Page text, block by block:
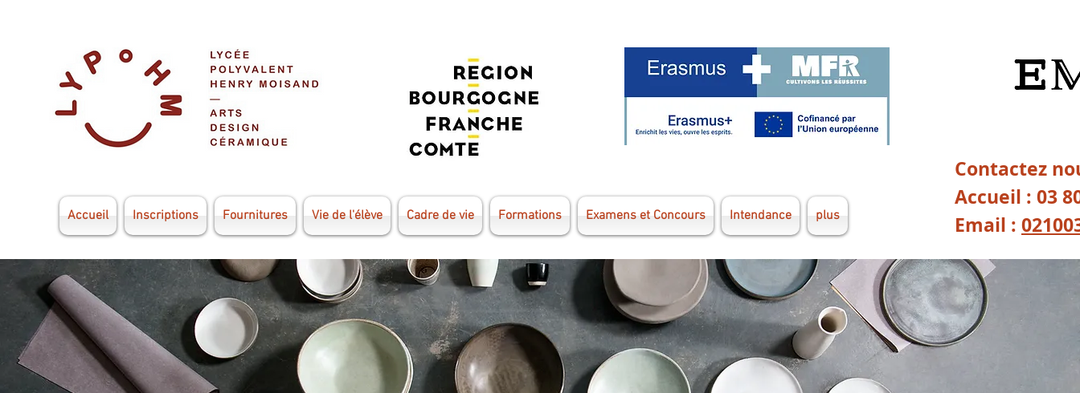
Accueil Inscriptions Fournitures Vie de l'élève Cadre de vie Formations Examens et Concours Intendance plus
Contactez
Accueil : 03
Email :